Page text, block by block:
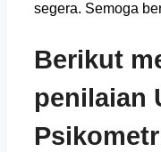
segera. Semoga
Berikut
penilaian